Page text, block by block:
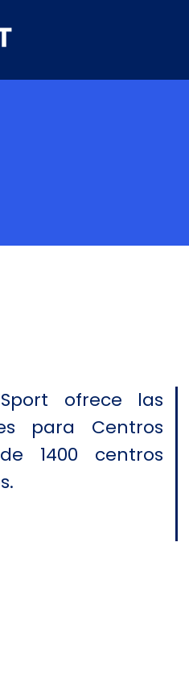
ofrece las
para Centros
1400 centros